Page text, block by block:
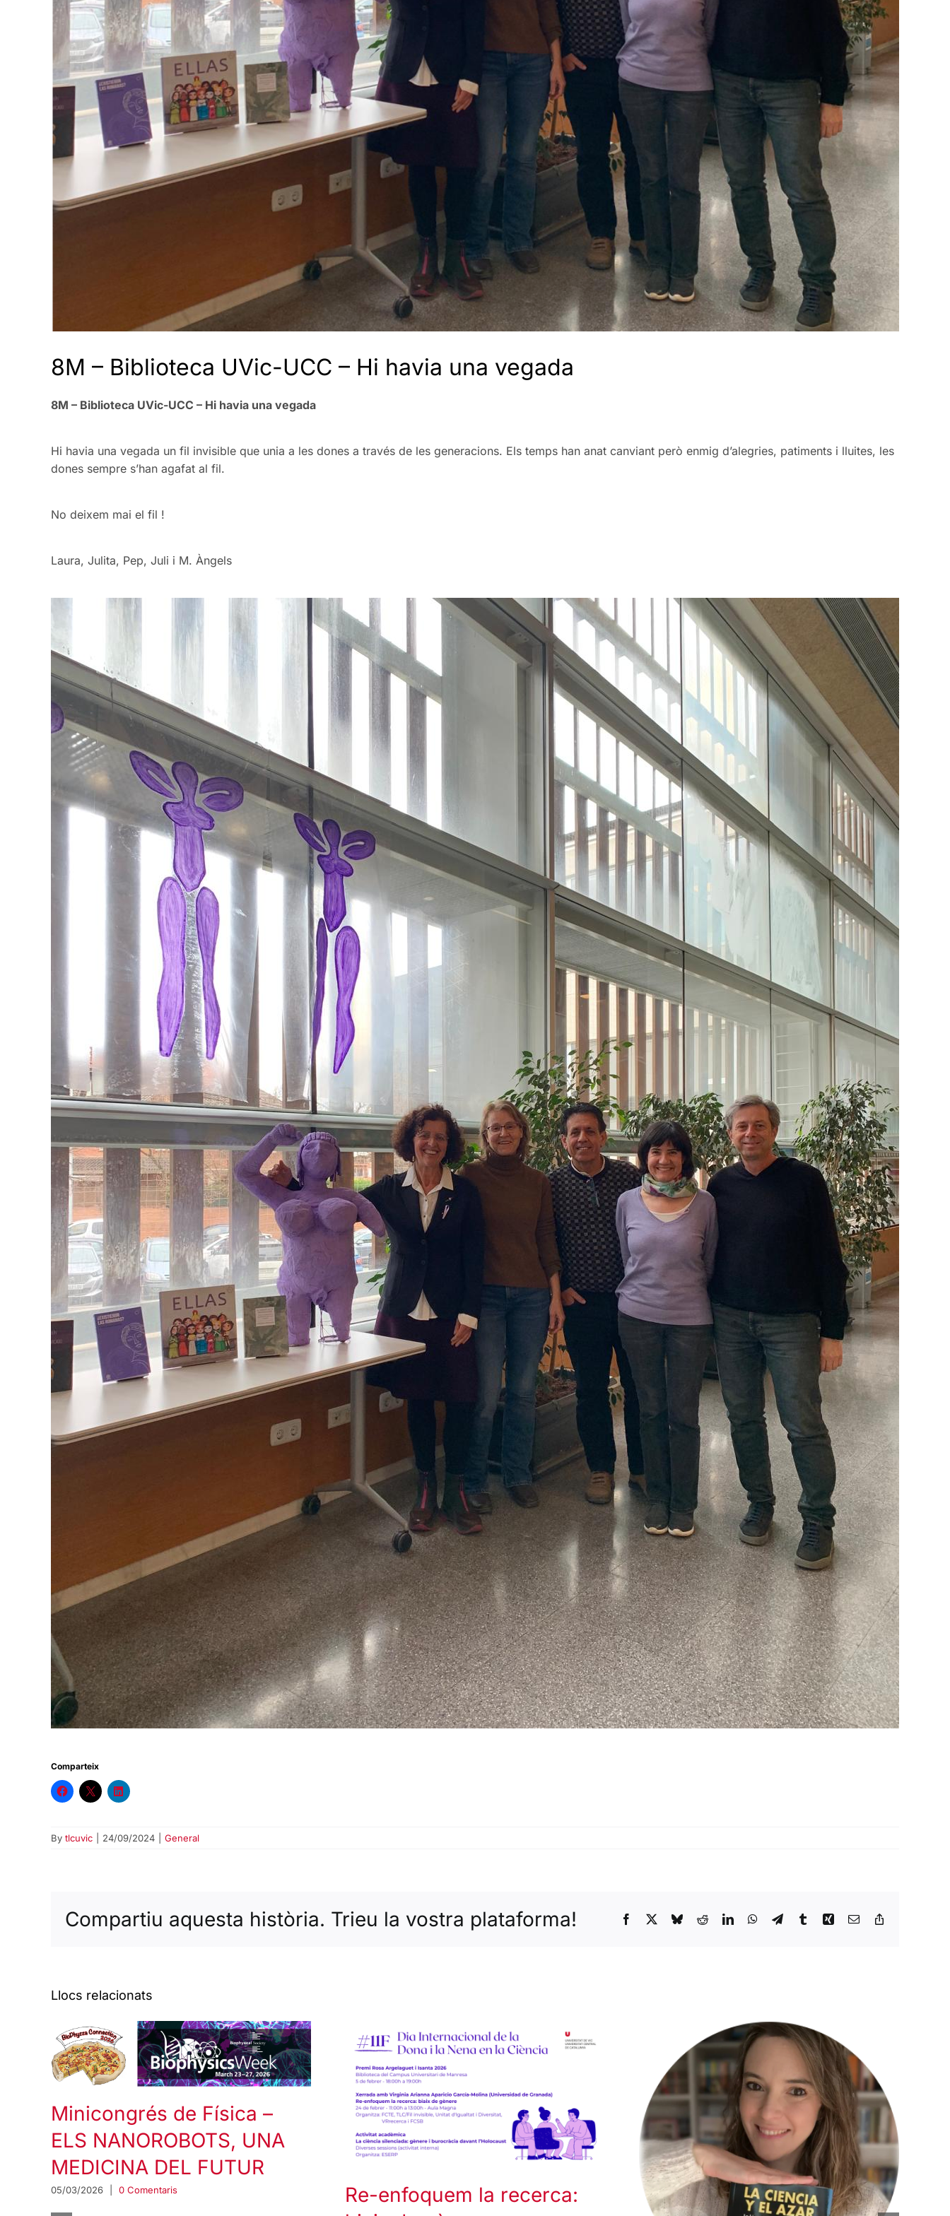
8M – Biblioteca UVic-UCC – Hi havia una vegada
8M – Biblioteca UVic-UCC – Hi havia una vegada
Hi havia una vegada un fil invisible que unia a les dones a través de les generacions. Els temps han anat canviant però enmig d’alegries, patiments i lluites, les
dones sempre s’han agafat al fil.
No deixem mai el fil !
Laura, Julita, Pep, Juli i M. Àngels
Comparteix
By tlcuvic 24/09/2024 General
Compartiu aquesta història. Trieu la vostra plataforma! Facebook BlueskyRedditLinkedInWhatsApp
TelegramTumblrXing Email:
Llocs relacionats
Minicongrés de Física –
ELS NANOROBOTS, UNA
MEDICINA DEL FUTUR
05/03/2026 0 Comentaris
Re-enfoquem la recerca: